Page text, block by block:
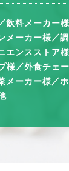
飲料メーカー様
メーカー様
エンスストア様
様
外食チェ
メーカー様